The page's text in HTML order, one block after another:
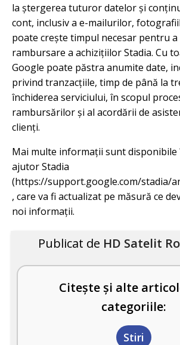
la ștergerea tuturor datelor și
cont, inclusiv a e-mailurilor,
poate crește timpul necesar pentru
rambursare a achizițiilor Stadia. Cu
Google poate păstra anumite date,
privind tranzacțiile, timp de până la
închiderea serviciului, în scopul
rambursărilor și al acordării de
clienți.
Mai multe informații sunt disponibile
ajutor Stadia
(https://support.google.com/stadia/
, care va fi actualizat pe măsură ce
noi informații.
Publicat de HD Satelit
Citește și alte
categoriile:
Stiri